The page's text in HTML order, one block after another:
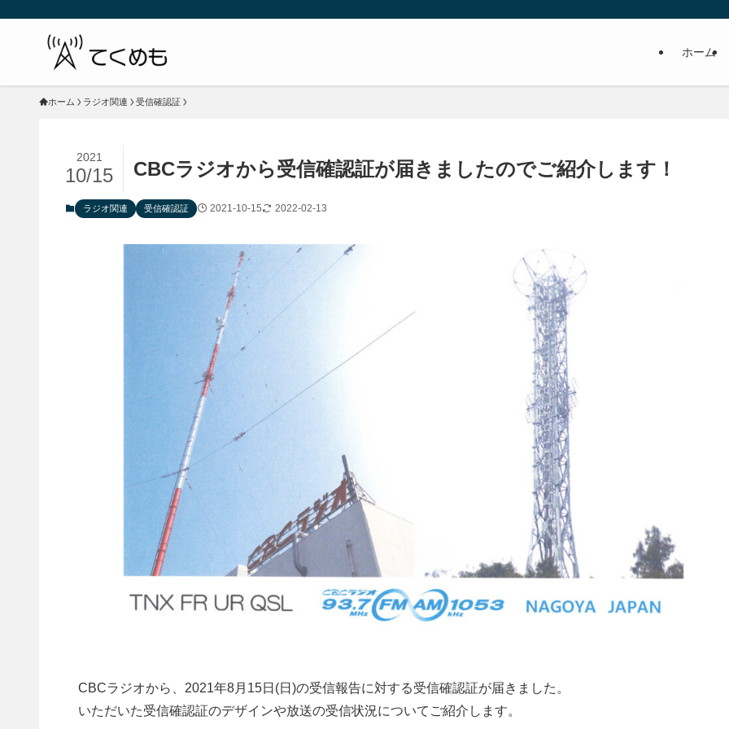
ホーム
ホーム ラジオ関連 受信確認証
CBCラジオから受信確認証が届きましたのでご紹介します！
2021
10/15
ラジオ関連 受信確認証 2021-10-15 2022-02-13
CBCラジオから、2021年8月15日(日)の受信報告に対する受信確認証が届きました。
いただいた受信確認証のデザインや放送の受信状況についてご紹介します。